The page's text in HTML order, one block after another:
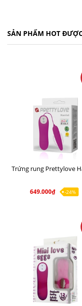
SẢN PHẨM HOT
Trứng rung Prettylove
649.000₫ -24%